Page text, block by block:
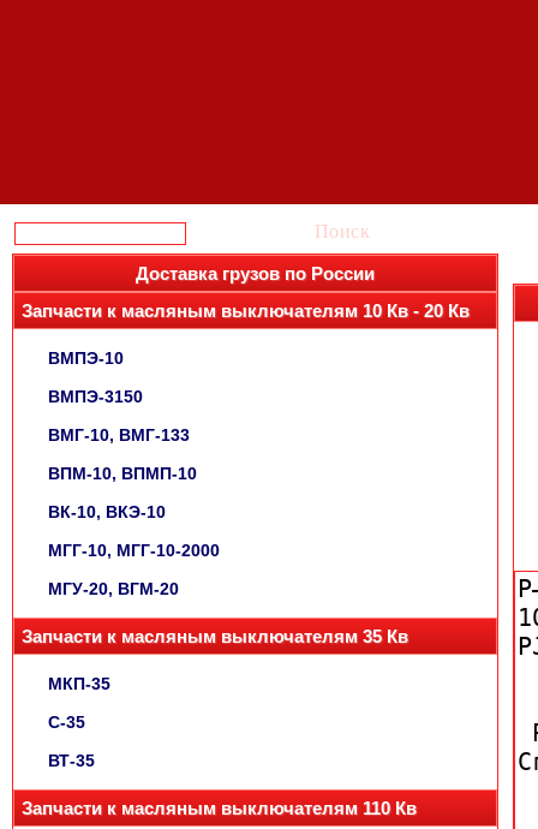
Поиск
Доставка грузов по России
Запчасти к масляным выключателям 10 Кв - 20 Кв
ВМПЭ-10
ВМПЭ-3150
ВМГ-10, ВМГ-133
ВПМ-10, ВПМП-10
ВК-10, ВКЭ-10
МГГ-10, МГГ-10-2000
МГУ-20, ВГМ-20
Запчасти к масляным выключателям 35 Кв
МКП-35
С-35
ВТ-35
Запчасти к масляным выключателям 110 Кв